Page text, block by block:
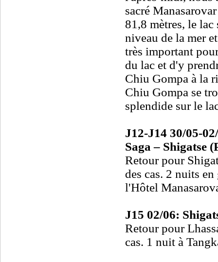
sacré
81,8 mètres, le lac
niveau de la mer
très important
du lac et d'y
Chiu Gompa à la
Chiu Gompa se
splendide sur le
J12-J14 30/05-
Saga – Shigatse
Retour pour
des cas. 2 nuits
l'Hôtel
J15 02/06:
Retour pour
cas. 1 nuit à